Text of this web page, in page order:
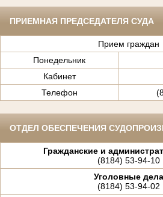
ПРИЕМНАЯ ПРЕДСЕДАТЕЛЯ СУДА
Прием граждан
Понедельник
Кабинет
Телефон
ОТДЕЛ ОБЕСПЕЧЕНИЯ
Гражданские и
(8184) 53-94-10
Уголовные дела
(8184) 53-94-02